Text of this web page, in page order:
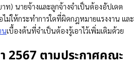
) นายจ้างและลูกจ้างจำเป็นต้องอัปเดต
ม่ให้กระทำการใดที่ผิดกฎหมายแรงงาน และ
นเบื้องต้นที่จำเป็นต้องรู้เอาไว้เพิ่มเติมด้วย
2567 ตามประกาศคณะ